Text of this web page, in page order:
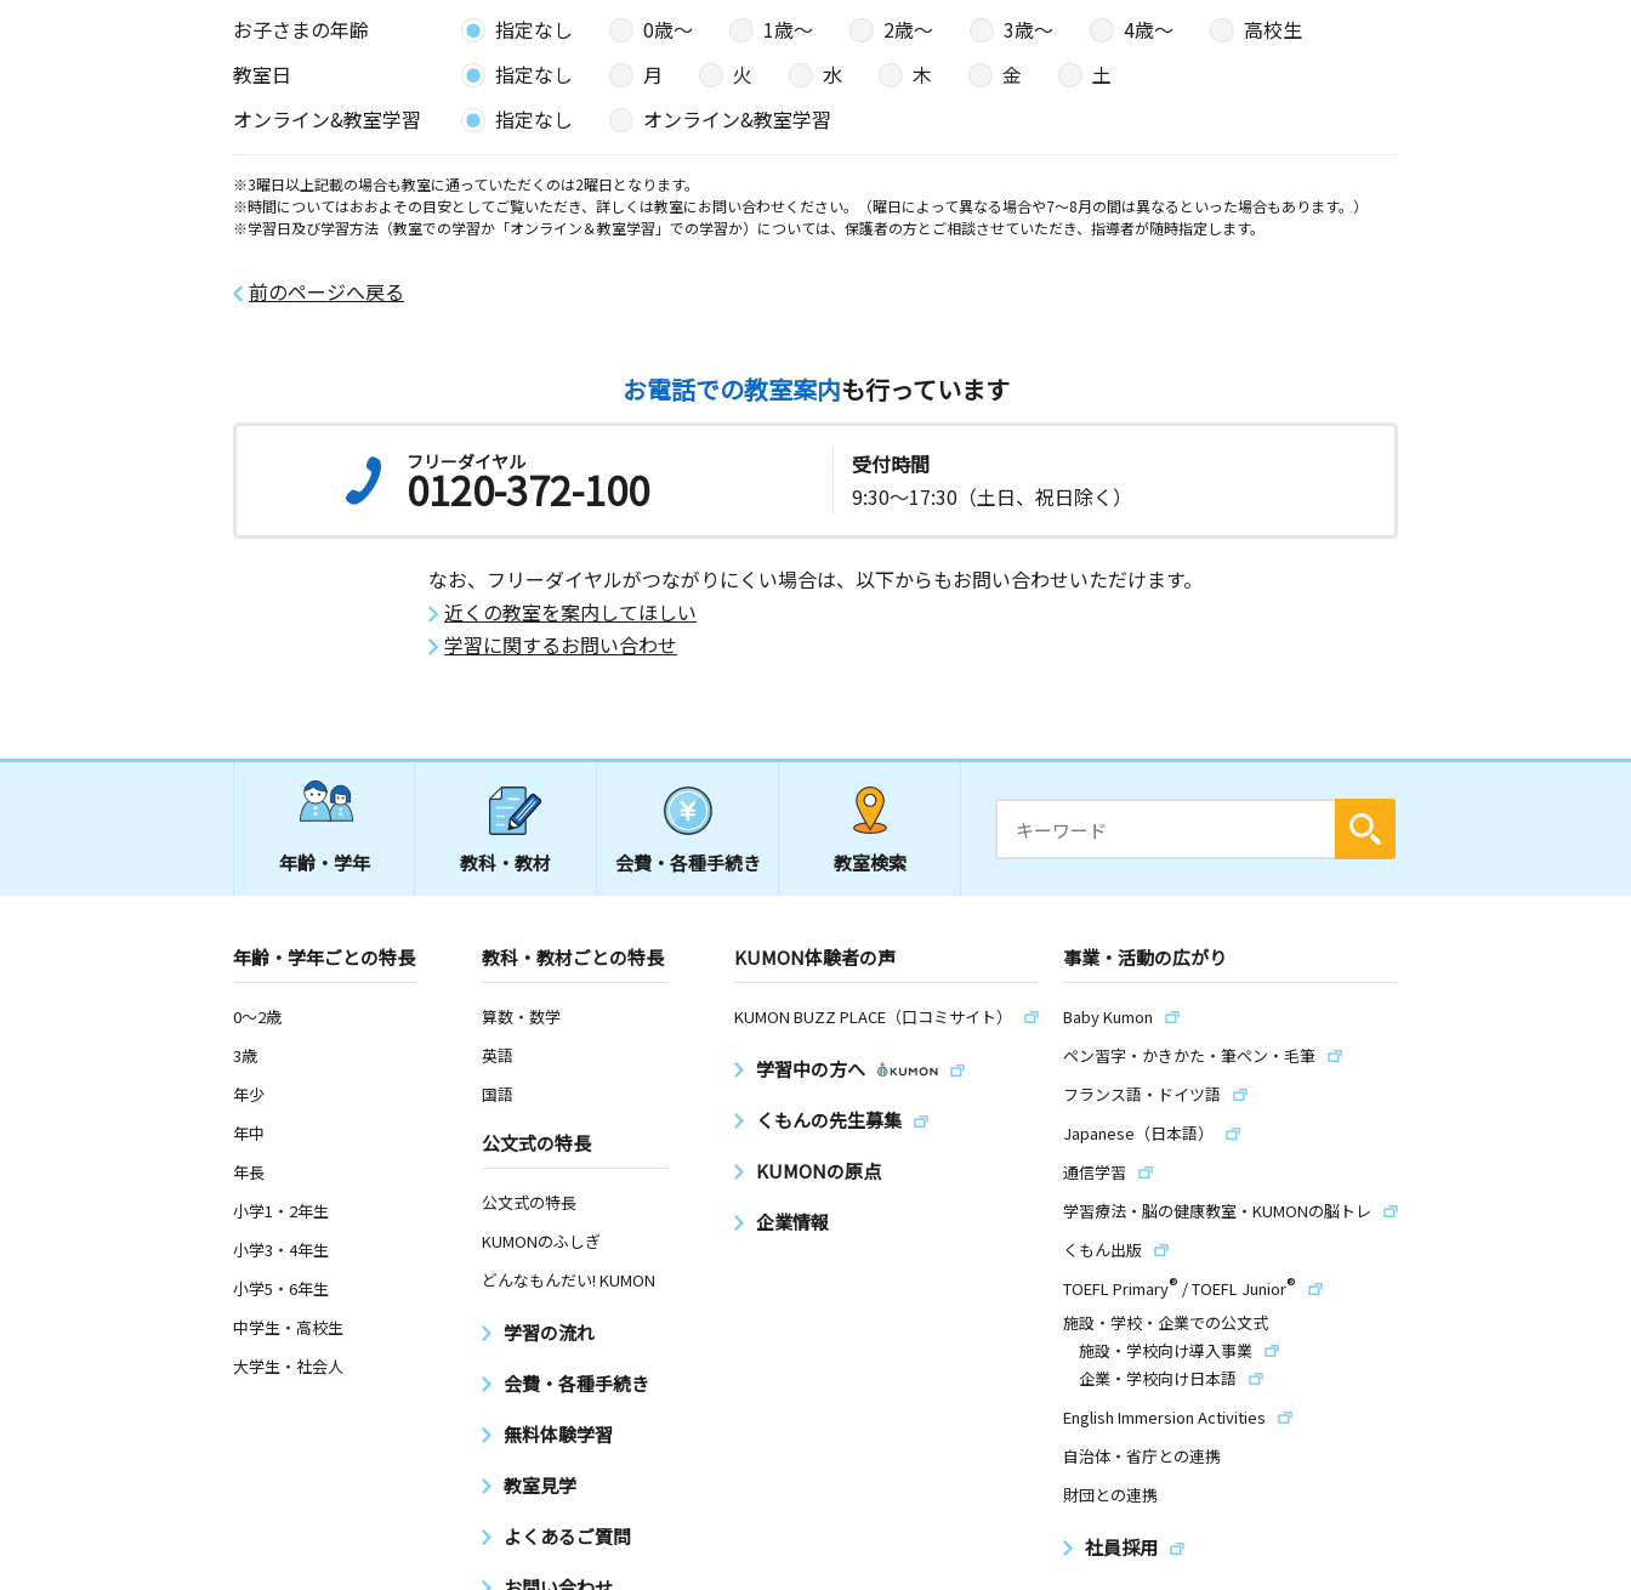
お子さまの年齢 指定なし 0歳〜 1歳〜 2歳〜 3歳〜 4歳〜
高校生
教室日
指定なし 月 火 水 木 金
土
オンライン&教室学習
指定なし オンライン&教室学習
※3曜日以上記載の場合も教室に通っていただくのは2曜日となります。
※時間についてはおおよその目安としてご覧いただき、詳しくは教室にお問い合わせください。（曜日によって異なる場合や7～8月の間は異なるといった場合もあります。）
※学習日及び学習方法（教室での学習か「オンライン＆教室学習」での学習か）については、保護者の方とご相談させていただき、指導者が随時指定します。
前のページへ戻る
お電話での教室案内も行っています
フリーダイヤル
0120-372-100
受付時間
9:30～17:30（土日、祝日除く）
なお、フリーダイヤルがつながりにくい場合は、以下からもお問い合わせいただけます。
近くの教室を案内してほしい
学習に関するお問い合わせ
年齢・学年 教科・教材 会費・ 各種手続き 教室検索
年齢・学年ごとの特長
0～2歳
3歳
年少
年中
年長
小学1・2年生
小学3・4年生
小学5・6年生
中学生・高校生
大学生・社会人
教科・教材ごとの特長
算数・数学
英語
国語
公文式の特長
公文式の特長
KUMONのふしぎ
どんなもんだい! KUMON
学習の流れ
会費・各種手続き
無料体験学習
教室見学
よくあるご質問
KUMON体験者の声
KUMON BUZZ PLACE（口コミサイト）
学習中の方へ
くもんの先生募集
KUMONの原点
企業情報
事業・活動の広がり
Baby Kumon
ペン習字・かきかた・筆ペン・毛筆
フランス語・ドイツ語
Japanese（日本語）
通信学習
学習療法・脳の健康教室・KUMONの脳トレ
くもん出版
TOEFL Primary® /TOEFL Junior®
施設・学校・企業での公文式
施設・学校向け導入事業
企業・学校向け日本語
English Immersion Activities
自治体・省庁との連携
財団との連携
社員採用